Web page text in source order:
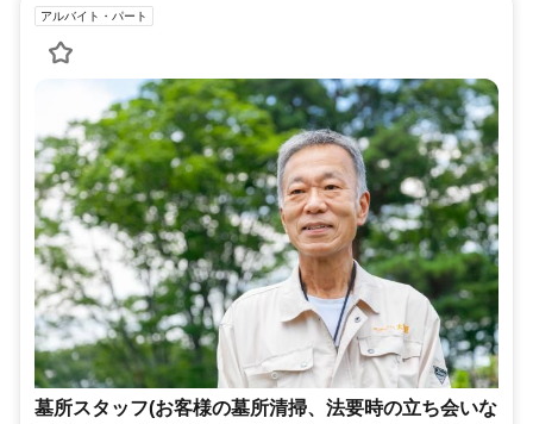
アルバイト・パート
墓所スタッフ(お客様の墓所清掃、法要時の立ち会いな